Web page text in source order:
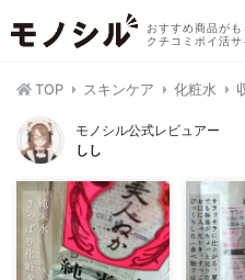
おすすめ商品がも
クチコミポイ活サ
TOP スキンケア 化粧水
モノシル公式レビュアー
しし